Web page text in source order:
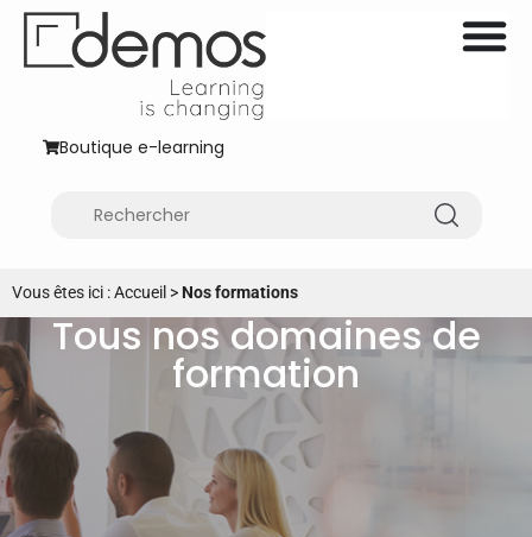
Boutique e-learning
Vous êtes ici :Accueil >Nos formations
Tous nos domaines de
formation